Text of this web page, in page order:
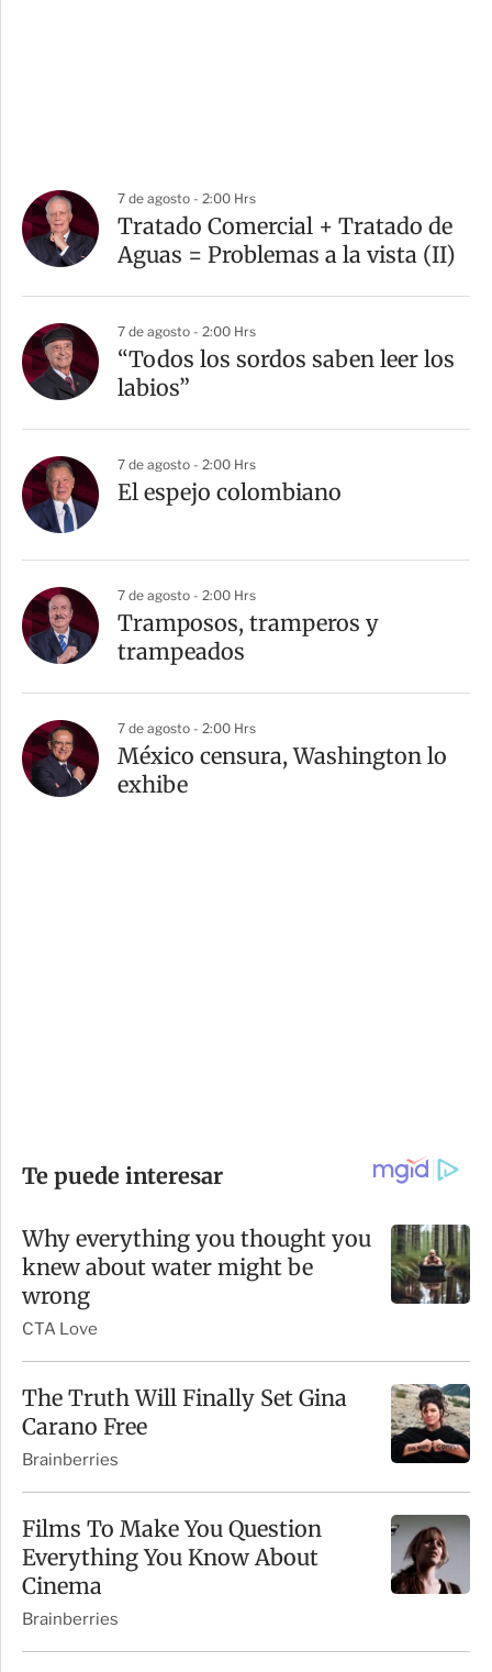
7 de agosto - 2:00 Hrs
Tratado Comercial + Tratado de
Aguas = Problemas a la vista (II)
7 de agosto - 2:00 Hrs
“Todos los sordos saben leer los
labios”
7 de agosto - 2:00 Hrs
El espejo colombiano
7 de agosto - 2:00 Hrs
Tramposos, tramperos y
trampeados
7 de agosto - 2:00 Hrs
México censura, Washington lo
exhibe